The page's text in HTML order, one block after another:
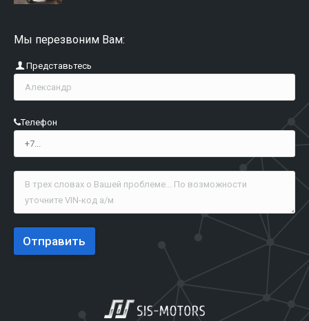
Мы перезвоним Вам:
Представьтесь
Телефон